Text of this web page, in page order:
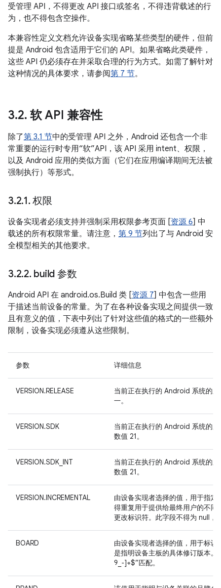
受管理 API，不得更改 API 接口或签名，不得违背载述的行
为，也不得包含空操作。
本兼容性定义文档允许设备实现省略某些类型的硬件，但前
提是 Android 包含适用于它们的 API。如果省略此类硬件，
这些 API 仍必须存在并采取合理的行为方式。如需了解针对
这种情况的具体要求，请参阅第 7 节。
3.2. 软 API 兼容性
除了第 3.1 节中的受管理 API 之外，Android 还包含一个非
常重要的运行时专用“软”API，该 API 采用 intent、权限，
以及 Android 应用的类似方面（它们在应用编译期间无法被
强制执行）等形式。
3.2.1. 权限
设备实现者必须支持并强制采用权限参考页面 [资源 6] 中
载述的所有权限常量。请注意， 第 9 节列出了与 Android 安
全模型相关的其他要求。
3.2.2. build 参数
Android API 在 android.os.Build 类 [资源 7] 中包含一些用
于描述当前设备的常量。为了在各种设备实现之间提供一致
且有意义的值，下表中列出了针对这些值的格式的一些额外
限制，设备实现必须遵从这些限制。
参数 详细信息
VERSION.RELEASE
当前正在执行的 Android 系统的
一。
VERSION.SDK
当前正在执行的 Android 系统的
数值 21。
VERSION.SDK_INT
当前正在执行的 Android 系统的
数值 21。
VERSION.INCREMENTAL
由设备实现者选择的值，用于指
得重复用于提供给最终用户的不
更改标识符。此字段不得为 null，
BOARD
由设备实现者选择的值，用于标
是指明设备主板的具体修订版本
9_-]+$”匹配。